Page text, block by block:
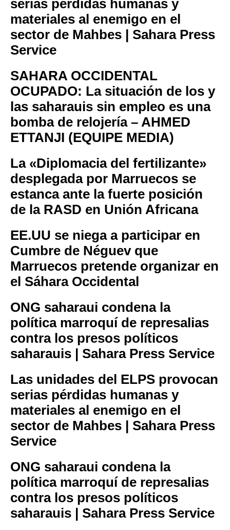
serias pérdidas humanas y
materiales al enemigo en el
sector de Mahbes | Sahara Press
Service
SAHARA OCCIDENTAL
OCUPADO: La situación de los y
las saharauis sin empleo es una
bomba de relojería – AHMED
ETTANJI (EQUIPE MEDIA)
La «Diplomacia del fertilizante»
desplegada por Marruecos se
estanca ante la fuerte posición
de la RASD en Unión Africana
EE.UU se niega a participar en
Cumbre de Néguev que
Marruecos pretende organizar en
el Sáhara Occidental
ONG saharaui condena la
política marroquí de represalias
contra los presos políticos
saharauis | Sahara Press Service
Las unidades del ELPS provocan
serias pérdidas humanas y
materiales al enemigo en el
sector de Mahbes | Sahara Press
Service
ONG saharaui condena la
política marroquí de represalias
contra los presos políticos
saharauis | Sahara Press Service